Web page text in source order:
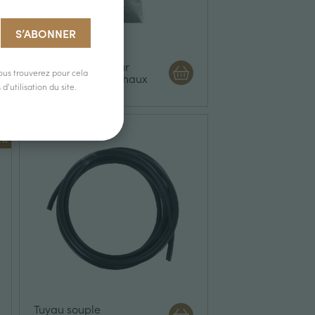
Amendement pour
trufficulture: Ecochaux
39,80 €
Tuyau souple
trouverez pour cela
du site.